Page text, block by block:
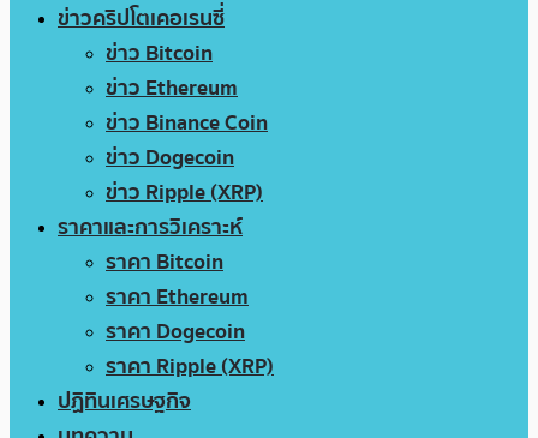
ข่าวคริปโตเคอเรนซี่
ข่าว Bitcoin
ข่าว Ethereum
ข่าว Binance Coin
ข่าว Dogecoin
ข่าว Ripple (XRP)
ราคาและการวิเคราะห์
ราคา Bitcoin
ราคา Ethereum
ราคา Dogecoin
ราคา Ripple (XRP)
ปฏิทินเศรษฐกิจ